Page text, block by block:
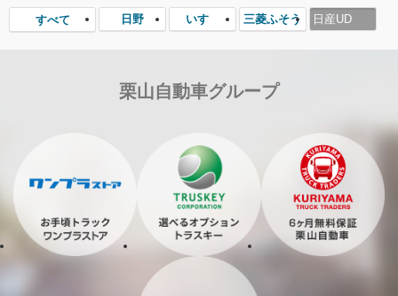
すべて 日野 いすゞ 三菱ふそう 日産UD
栗山自動車グループ